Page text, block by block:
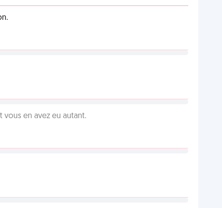
en avez eu autant.